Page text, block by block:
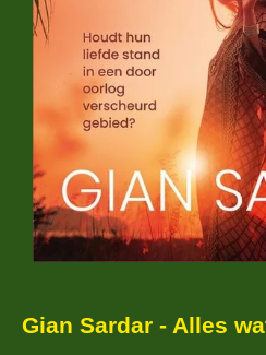
Gian Sardar - Alles